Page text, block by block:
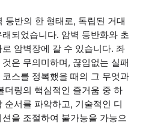
반의 한 형태로, 독립된 거대
되었습니다. 암벽 등반화와 초
암벽장에 갈 수 있습니다. 좌
은 무의미하며, 끊임없는 실패
스를 정복했을 때의 그 무엇과
더링의 핵심적인 즐거움 중 하
순서를 파악하고, 기술적인 디
을 조절하여 불가능을 가능으